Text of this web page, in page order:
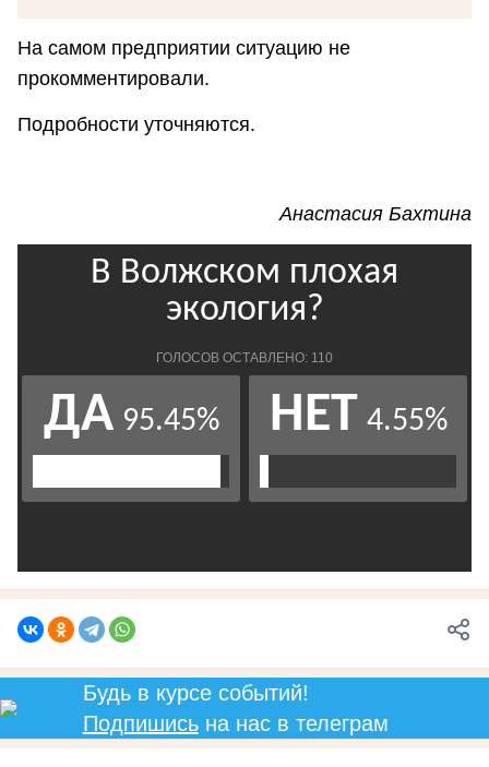
На самом предприятии ситуацию не
прокомментировали.
Подробности уточняются.
Анастасия Бахтина
Будь в курсе событий!
Подпишисьна нас в телеграм